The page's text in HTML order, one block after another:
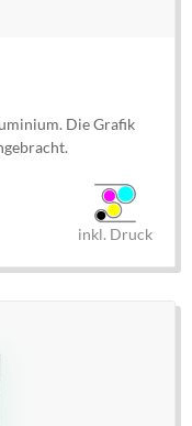
Die Grafik
inkl. Druck